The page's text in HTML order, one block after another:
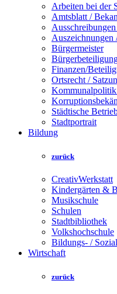
Arbeiten bei der
Amtsblatt /
Auszeichnungen
Bürgermeister
Finanzen/
Ortsrecht /
Städtische
Stadtportrait
Bildung
zurück
CreativWerkstatt
Kindergärten &
Musikschule
Schulen
Stadtbibliothek
Volkshochschule
Bildungs- /
Wirtschaft
zurück